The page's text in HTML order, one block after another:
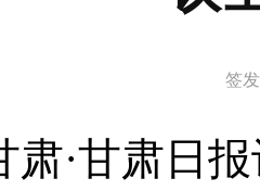
签
甘肃日报